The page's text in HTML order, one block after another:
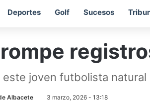
Deportes Golf Sucesos
joven futbolista
Albacete 3 marzo, 2026 - 13:18